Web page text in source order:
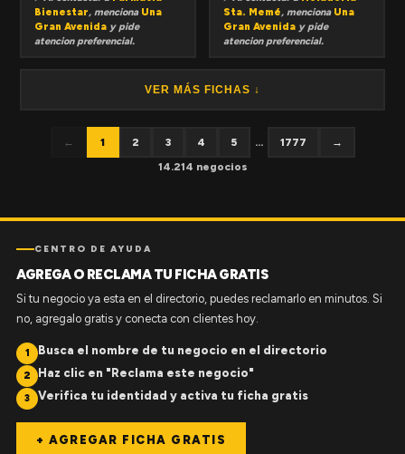
Bienestar, menciona Una
Gran Avenida y pide
atencion preferencial.
Sta. Memé, menciona Una
Gran Avenida y pide
atencion preferencial.
VER MÁS FICHAS ↓
← 1 2 3 4 5 ... 1777
→
14.214 negocios
CENTRO DE AYUDA
AGREGA O RECLAMA TU FICHA GRATIS
Si tu negocio ya esta en el directorio, puedes reclamarlo en minutos. Si
no, agregalo gratis y conecta con clientes hoy.
1 Busca el nombre de tu negocio en el directorio
2 Haz clic en "Reclama este negocio"
3 Verifica tu identidad y activa tu ficha gratis
+ AGREGAR FICHA GRATIS